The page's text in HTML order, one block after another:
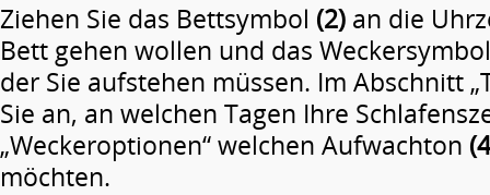
Ziehen Sie das Bettsymbol (2) an die
Bett gehen wollen und das Weckersymbol
der Sie aufstehen müssen. Im Abschnitt
Sie an, an welchen Tagen Ihre
„Weckeroptionen“ welchen Aufwachton
möchten.